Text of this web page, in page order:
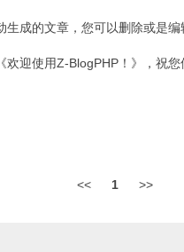
生成的文章，您可以删除或是编
欢迎使用Z-BlogPHP！》，祝
<< 1 >>